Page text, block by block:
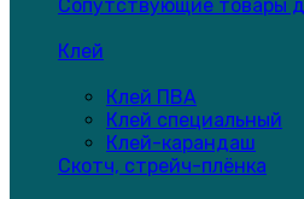
Сопутствующие товары
Клей
Клей ПВА
Клей специальный
Клей-карандаш
Скотч, стрейч-плёнка